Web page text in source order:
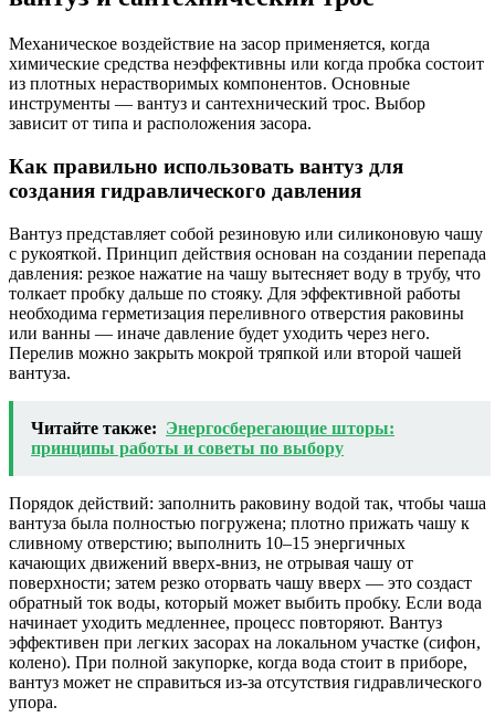
Механическое воздействие на засор применяется, когда
химические средства неэффективны или когда пробка состоит
из плотных нерастворимых компонентов. Основные
инструменты — вантуз и сантехнический трос. Выбор
зависит от типа и расположения засора.
Как правильно использовать вантуз для
создания гидравлического давления
Вантуз представляет собой резиновую или силиконовую чашу
с рукояткой. Принцип действия основан на создании перепада
давления: резкое нажатие на чашу вытесняет воду в трубу, что
толкает пробку дальше по стояку. Для эффективной работы
необходима герметизация переливного отверстия раковины
или ванны — иначе давление будет уходить через него.
Перелив можно закрыть мокрой тряпкой или второй чашей
вантуза.
Читайте также: Энергосберегающие шторы:
принципы работы и советы по выбору
Порядок действий: заполнить раковину водой так, чтобы чаша
вантуза была полностью погружена; плотно прижать чашу к
сливному отверстию; выполнить 10–15 энергичных
качающих движений вверх-вниз, не отрывая чашу от
поверхности; затем резко оторвать чашу вверх — это создаст
обратный ток воды, который может выбить пробку. Если вода
начинает уходить медленнее, процесс повторяют. Вантуз
эффективен при легких засорах на локальном участке (сифон,
колено). При полной закупорке, когда вода стоит в приборе,
вантуз может не справиться из-за отсутствия гидравлического
упора.